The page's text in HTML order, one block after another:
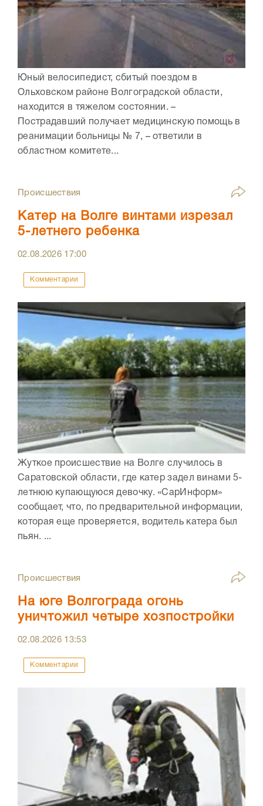
Юный велосипедист, сбитый поездом в
Ольховском районе Волгоградской области,
находится в тяжелом состоянии. –
Пострадавший получает медицинскую помощь в
реанимации больницы № 7, – ответили в
областном комитете...
Происшествия
Катер на Волге винтами изрезал
5-летнего ребенка
02.08.2026 17:00
Комментарии
Жуткое происшествие на Волге случилось в
Саратовской области, где катер задел винами 5-
летнюю купающуюся девочку. «СарИнформ»
сообщает, что, по предварительной информации,
которая еще проверяется, водитель катера был
пьян. ...
Происшествия
На юге Волгограда огонь
уничтожил четыре хозпостройки
02.08.2026 13:53
Комментарии